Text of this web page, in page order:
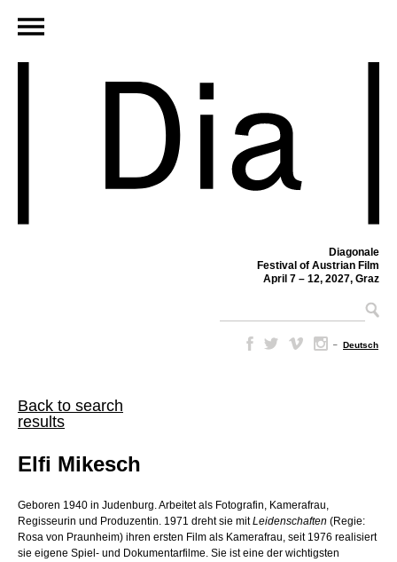
Diagonale
Festival of Austrian Film
April 7 – 12, 2027, Graz
– Deutsch
Back to search
results
Elfi Mikesch
Geboren 1940 in Judenburg. Arbeitet als Fotografin, Kamerafrau,
Regisseurin und Produzentin. 1971 dreht sie mitLeidenschaften (Regie:
Rosa von Praunheim) ihren ersten Film als Kamerafrau, seit 1976 realisiert
sie eigene Spiel- und Dokumentarfilme. Sie ist eine der wichtigsten